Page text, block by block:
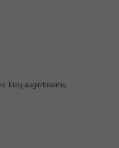
Jūsų augintiniams.